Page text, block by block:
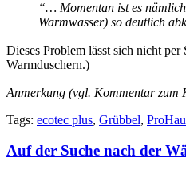
“… Momentan ist es
Warmwasser) so deutlich
Dieses Problem lässt sich nicht
Warmduschern.)
Anmerkung (vgl. Kommentar
Tags: ecotec plus, Grübbel,
Auf der Suche nach der